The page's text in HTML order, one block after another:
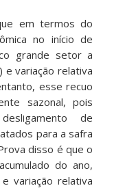
em termos do
no início de
grande setor a
e variação relativa
esse recuo
sazonal, pois
de
para a safra
disso é que o
do ano,
variação relativa